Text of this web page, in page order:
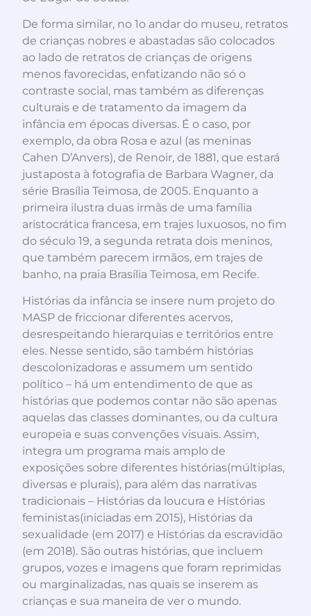
De forma similar, no 1o andar do museu, retratos
de crianças nobres e abastadas são colocados
ao lado de retratos de crianças de origens
menos favorecidas, enfatizando não só o
contraste social, mas também as diferenças
culturais e de tratamento da imagem da
infância em épocas diversas. É o caso, por
exemplo, da obra Rosa e azul (as meninas
Cahen D’Anvers), de Renoir, de 1881, que estará
justaposta à fotografia de Barbara Wagner, da
série Brasília Teimosa, de 2005. Enquanto a
primeira ilustra duas irmãs de uma família
aristocrática francesa, em trajes luxuosos, no fim
do século 19, a segunda retrata dois meninos,
que também parecem irmãos, em trajes de
banho, na praia Brasília Teimosa, em Recife.
Histórias da infância se insere num projeto do
MASP de friccionar diferentes acervos,
desrespeitando hierarquias e territórios entre
eles. Nesse sentido, são também histórias
descolonizadoras e assumem um sentido
político – há um entendimento de que as
histórias que podemos contar não são apenas
aquelas das classes dominantes, ou da cultura
europeia e suas convenções visuais. Assim,
integra um programa mais amplo de
exposições sobre diferentes histórias(múltiplas,
diversas e plurais), para além das narrativas
tradicionais – Histórias da loucura e Histórias
feministas(iniciadas em 2015), Histórias da
sexualidade (em 2017) e Histórias da escravidão
(em 2018). São outras histórias, que incluem
grupos, vozes e imagens que foram reprimidas
ou marginalizadas, nas quais se inserem as
crianças e sua maneira de ver o mundo.